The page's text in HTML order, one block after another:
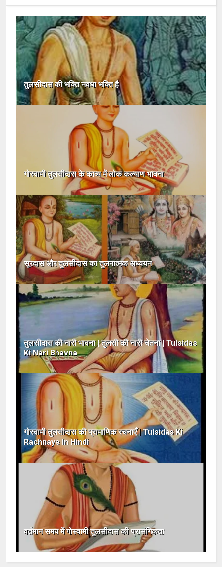
तुलसीदास की भक्ति नवधा भक्ति है
गोस्वामी तुलसीदास के काव्य में लोक कल्याण भावना
सूरदास और तुलसीदास का तुलनात्मक अध्ययन
तुलसीदास की नारी भावना | तुलसी की नारी चेतना | Tulsidas
Ki Nari Bhavna
गोस्वामी तुलसीदास की प्रामाणिक रचनाएँ | Tulsidas Ki
Rachnaye In Hindi
वर्तमान समय में गोस्वामी तुलसीदास की प्रासंगिकता